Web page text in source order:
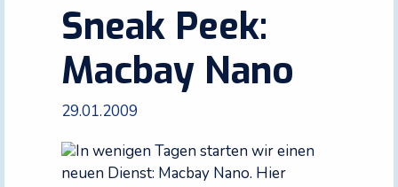
Sneak Peek:
Macbay Nano
29.01.2009
In wenigen Tagen starten wir einen
neuen Dienst: Macbay Nano. Hier